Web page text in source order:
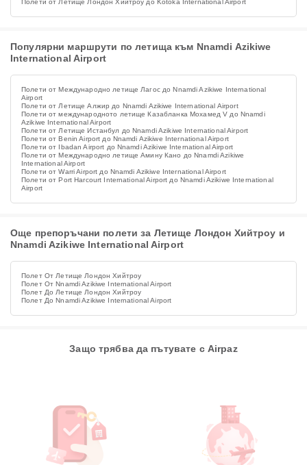
Полети от Летище Лондон Хийтроу до Kotoka International Airport
Популярни маршрути по летища към Nnamdi Azikiwe
International Airport
Полети от Международно летище Лагос до Nnamdi Azikiwe International
Airport
Полети от Летище Алжир до Nnamdi Azikiwe International Airport
Полети от международното летище Казабланка Мохамед V до Nnamdi
Azikiwe International Airport
Полети от Летище Истанбул до Nnamdi Azikiwe International Airport
Полети от Benin Airport до Nnamdi Azikiwe International Airport
Полети от Ibadan Airport до Nnamdi Azikiwe International Airport
Полети от Международно летище Амину Кано до Nnamdi Azikiwe
International Airport
Полети от Warri Airport до Nnamdi Azikiwe International Airport
Полети от Port Harcourt International Airport до Nnamdi Azikiwe International
Airport
Още препоръчани полети за Летище Лондон Хийтроу и
Nnamdi Azikiwe International Airport
Полет От Летище Лондон Хийтроу
Полет От Nnamdi Azikiwe International Airport
Полет До Летище Лондон Хийтроу
Полет До Nnamdi Azikiwe International Airport
Защо трябва да пътувате с Airpaz